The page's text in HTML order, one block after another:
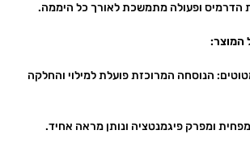
הדרמיס ופעולה מתמשכת לאורך כל היממה.
המוצר:
הנוסחה המרוכזת פועלת למילוי והחלקה